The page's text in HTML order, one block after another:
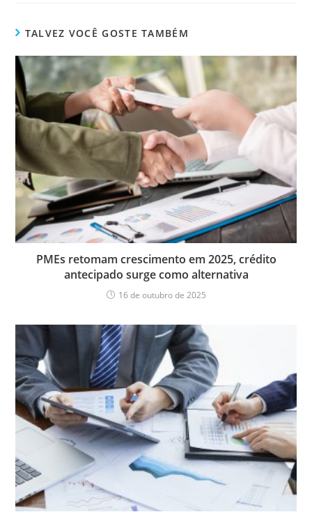
TALVEZ VOCÊ GOSTE TAMBÉM
PMEs retomam crescimento em 2025, crédito
antecipado surge como alternativa
16 de outubro de 2025